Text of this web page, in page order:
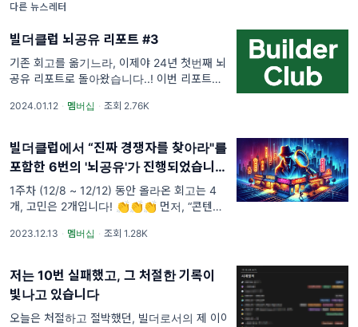
다른 뉴스레터
빌더클럽 뇌공유 리포트 #3
기존 회고를 옮기느라, 이제야 24년 첫번째 뇌
공유 리포트로 돌아왔습니다..! 이번 리포트부
는군요!
2024.01.12 · 멤버십 · 조회 2.76K
빌더클럽에서 “진짜 경쟁자를 찾아라"를
포함한 6번의 '뇌공유'가 진행되었습니
다!
1주차 (12/8 ~ 12/12) 동안 올라온 회고는 4
개, 고민은 2개입니다! 👏👏👏 먼저, “콘텐츠
고를 요약할게요! (글 전체를
2023.12.13 · 멤버십 · 조회 1.28K
저는 10번 실패했고, 그 처절한 기록이
빛나고 있습니다
오늘은 처절하고 절박했던, 빌더로서의 제 이야